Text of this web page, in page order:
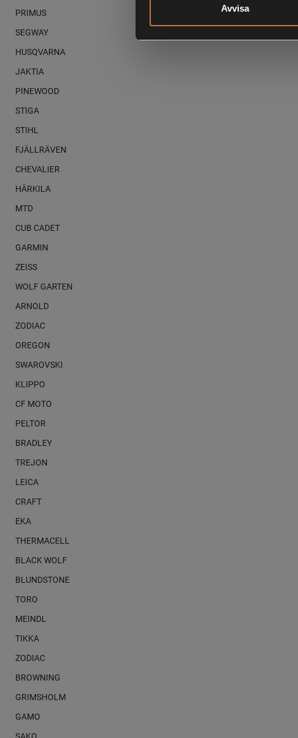
Avvisa
PRIMUS
SEGWAY
HUSQVARNA
JAKTIA
PINEWOOD
STIGA
STIHL
FJÄLLRÄVEN
CHEVALIER
HÄRKILA
MTD
CUB CADET
GARMIN
ZEISS
WOLF GARTEN
ARNOLD
ZODIAC
OREGON
SWAROVSKI
KLIPPO
CF MOTO
PELTOR
BRADLEY
TREJON
LEICA
CRAFT
EKA
THERMACELL
BLACK WOLF
BLUNDSTONE
TORO
MEINDL
TIKKA
ZODIAC
BROWNING
GRIMSHOLM
GAMO